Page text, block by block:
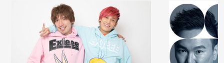
サイトを閲覧する